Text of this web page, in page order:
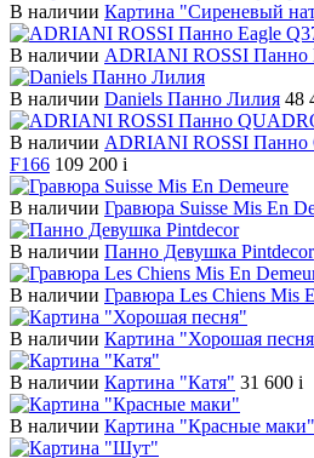
В наличии Картина "Сиреневый
В наличии ADRIANI ROSSI Панно
В наличии Daniels Панно Лилия 48
В наличии ADRIANI ROSSI
F166 109 200 i
В наличии Гравюра Suisse Mis En
В наличии Панно Девушка Pintdecor
В наличии Гравюра Les Chiens Mis
В наличии Картина "Хорошая
В наличии Картина "Катя" 31 600 i
В наличии Картина "Красные маки"